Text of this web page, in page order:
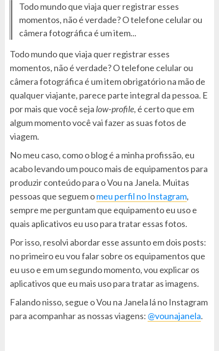
Todo mundo que viaja quer registrar esses
momentos, não é verdade? O telefone celular ou
câmera fotográfica é um item...
Todo mundo que viaja quer registrar esses
momentos, não é verdade? O telefone celular ou
câmera fotográfica é um item obrigatório na mão de
qualquer viajante, parece parte integral da pessoa. E
por mais que você seja low-profile, é certo que em
algum momento você vai fazer as suas fotos de
viagem.
No meu caso, como o blog é a minha profissão, eu
acabo levando um pouco mais de equipamentos para
produzir conteúdo para o Vou na Janela. Muitas
pessoas que seguem omeu perfil no Instagram,
sempre me perguntam que equipamento eu uso e
quais aplicativos eu uso para tratar essas fotos.
Por isso, resolvi abordar esse assunto em dois posts:
no primeiro eu vou falar sobre os equipamentos que
eu uso e em um segundo momento, vou explicar os
aplicativos que eu mais uso para tratar as imagens.
Falando nisso, segue o Vou na Janela lá no Instagram
para acompanhar as nossas viagens: @vounajanela.